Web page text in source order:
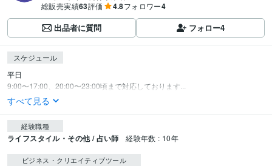
総販売実績63評価 4.8フォロワー4
出品者に質問 フォロー4
スケジュール
平日
9:00〜17:00、20:00〜23:00頃まで対応しております...
すべて見る
経験職種
ライフスタイル・その他 / 占い師 経験年数 : 10年
ビジネス・クリエイティブツール